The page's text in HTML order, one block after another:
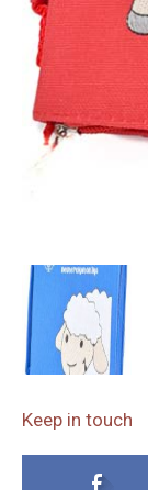
Keep in touch